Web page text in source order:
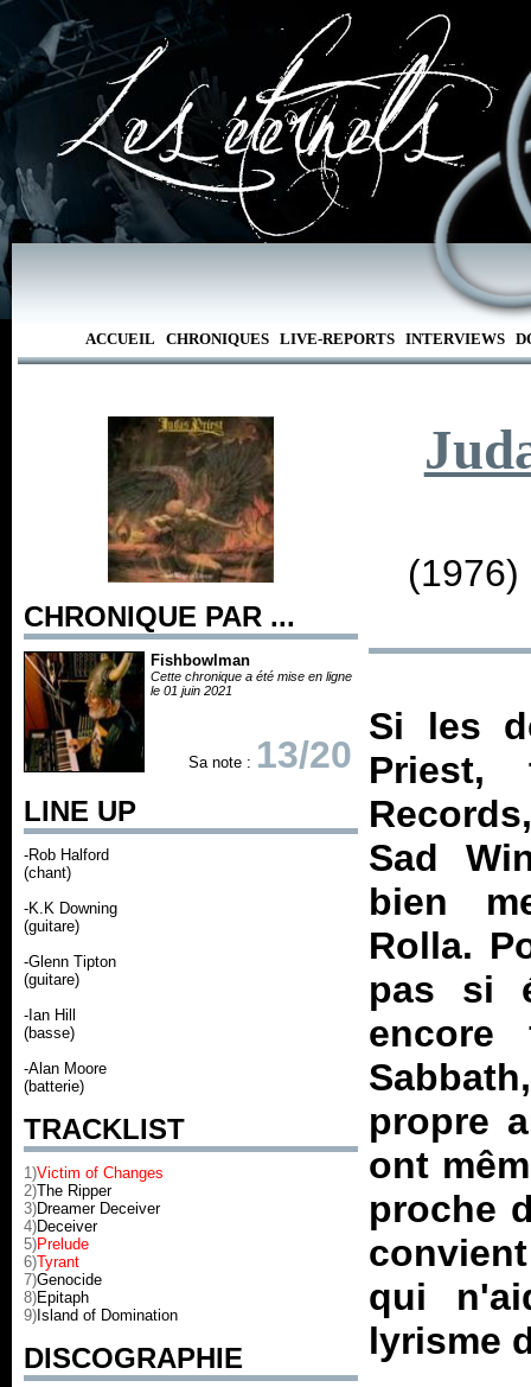
ACCUEIL CHRONIQUES LIVE-REPORTS INTERVIEWS
CHRONIQUE PAR ...
Fishbowlman
Cette chronique a été mise en ligne
le 01 juin 2021
Sa note : 13/20
LINE UP
-Rob Halford
(chant)
-K.K Downing
(guitare)
-Glenn Tipton
(guitare)
-Ian Hill
(basse)
-Alan Moore
(batterie)
TRACKLIST
1)Victim of Changes
2)The Ripper
3)Dreamer Deceiver
4)Deceiver
5)Prelude
6)Tyrant
7)Genocide
8)Epitaph
9) Island of Domination
DISCOGRAPHIE
Si les
Priest,
Sad
bien
Rolla.
pas si
encore
propre
ont
proche
qui
lyrisme